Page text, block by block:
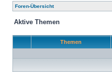
Foren-Übersicht
Aktive Themen
Themen